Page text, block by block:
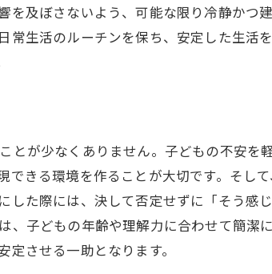
進め方
の概念
策
の支援制度
制度一覧
ート
ービスの紹介
及ぼさないよう、可能な限り冷静かつ
生活のルーチンを保ち、安定した生活
が少なくありません。子どもの不安を
きる環境を作ることが大切です。そし
た際には、決して否定せずに「そう感
子どもの年齢や理解力に合わせて簡潔
させる一助となります。